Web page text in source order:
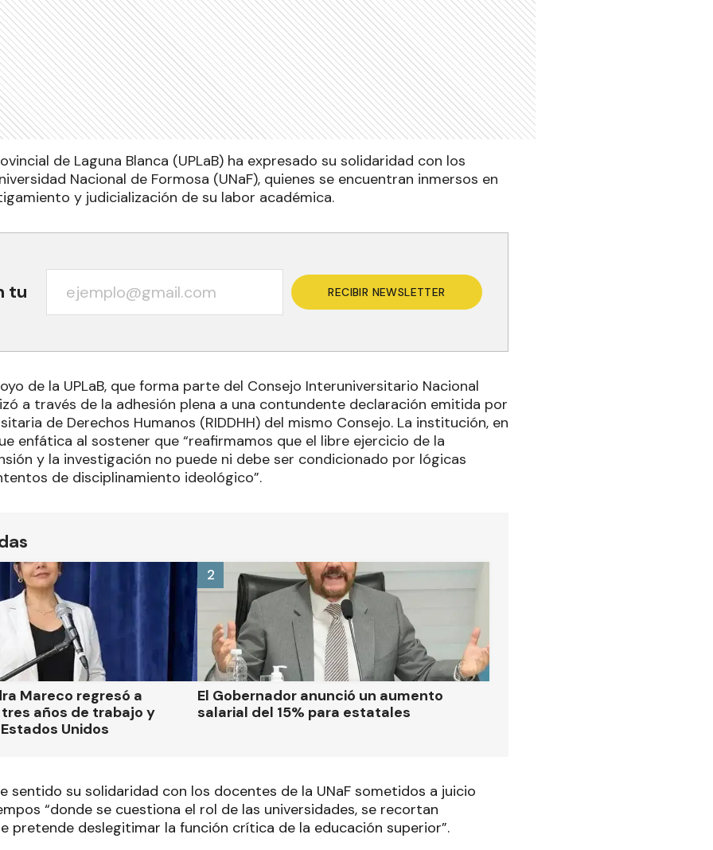
de Laguna Blanca (UPLaB) ha expresado su solidaridad con los
Nacional de Formosa (UNaF), quienes se encuentran inmersos en
y judicialización de su labor académica.
tu RECIBIR NEWSLETTER
de la UPLaB, que forma parte del Consejo Interuniversitario Nacional
a través de la adhesión plena a una contundente declaración emitida por
de Derechos Humanos (RIDDHH) del mismo Consejo. La institución, en
enfática al sostener que “reafirmamos que el libre ejercicio de la
y la investigación no puede ni debe ser condicionado por lógicas
de disciplinamiento ideológico”.
Mareco regresó a
años de trabajo y
Unidos
El Gobernador anunció un aumento
salarial del 15% para estatales
2
sentido su solidaridad con los docentes de la UNaF sometidos a juicio
“donde se cuestiona el rol de las universidades, se recortan
pretende deslegitimar la función crítica de la educación superior”.